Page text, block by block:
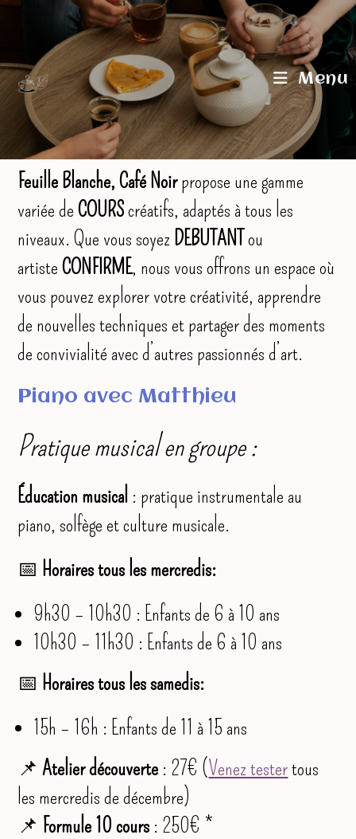
Skip
Menu
Feuille Blanche, Café Noirpropose une gamme
variée deCOURScréatifs, adaptés à tous les
niveaux. Que vous soyez DEBUTANT ou
artisteCONFIRME, nous vous offrons un espace où
vous pouvez explorer votre créativité, apprendre
de nouvelles techniques et partager des moments
de convivialité avec d’autres passionnés d’art.
Piano avec Matthieu
Pratique musical en groupe :
Éducation musical : pratique instrumentale au
piano, solfège et culture musicale.
📅 Horaires tous les mercredis:
9h30 – 10h30 : Enfants de 6 à 10 ans
10h30 – 11h30 : Enfants de 6 à 10 ans
📅 Horaires tous les samedis:
15h – 16h : Enfants de 11 à 15 ans
📌Atelier découverte : 27€ (Venez testertous
les mercredis de décembre)
📌 Formule 10 cours : 250€ *